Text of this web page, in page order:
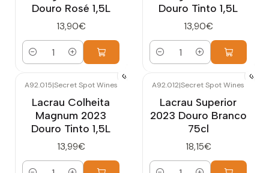
Douro Rosé 1,5L
13,90€
Quantidade
Douro Tinto 1,5L
13,90€
Quantidade
A92.015|Secret Spot Wines
Lacrau Colheita
Magnum 2023
Douro Tinto 1,5L
13,99€
A92.012|Secret Spot Wines
Lacrau Superior
2023 Douro Branco
75cl
18,15€